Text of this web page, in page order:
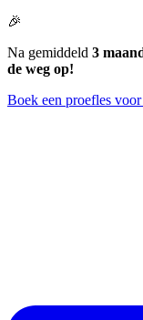
🎉
Na gemiddeld 3
de weg op!
Boek een proefles